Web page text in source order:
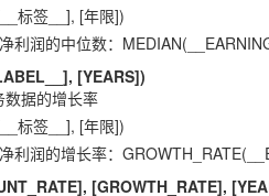
标签__], [年限])
利润的中位数：
[YEARS])
据的增长率
标签__], [年限])
利润的增长率：
[GROWTH_RATE],